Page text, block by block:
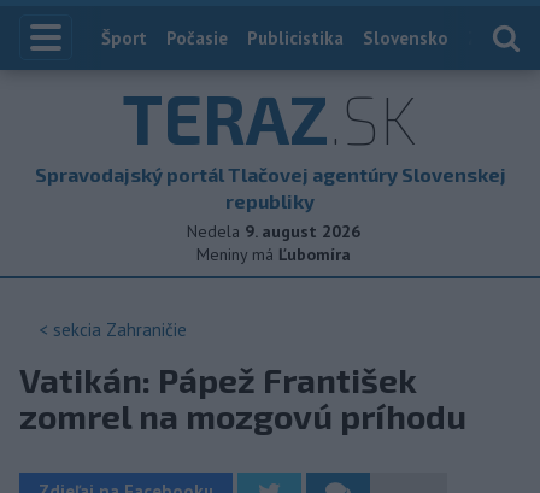
Index
Šport Počasie Publicistika Slovensko
TERAZ.SK
Spravodajský portál Tlačovej agentúry Slovenskej
republiky
Nedela 9. august 2026
Meniny má Ľubomíra
< sekcia Zahraničie
Vatikán: Pápež František
zomrel na mozgovú príhodu